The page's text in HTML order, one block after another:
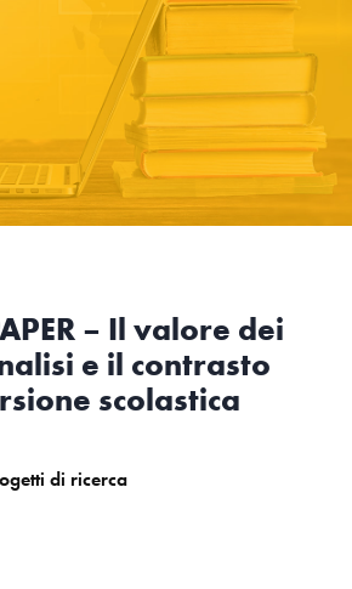
– Il valore dei
e il contrasto
scolastica
di ricerca